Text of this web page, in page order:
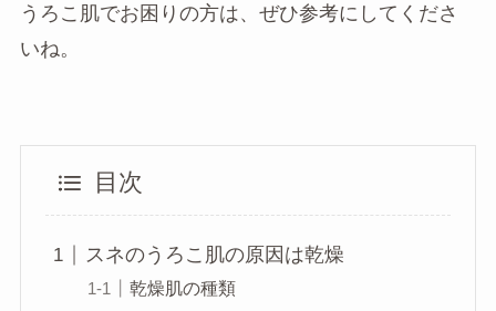
うろこ肌でお困りの方は、ぜひ参考にしてくださ
いね。
目次
スネのうろこ肌の原因は乾燥
乾燥肌の種類